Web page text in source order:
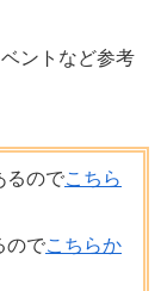
ントなど参考
るのでこちら
のでこちらか